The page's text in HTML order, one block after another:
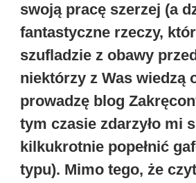
swoją pracę szerzej (a
fantastyczne rzeczy,
szufladzie z obawy
niektórzy z Was wiedzą
prowadzę blog
tym czasie zdarzyło mi
kilkukrotnie popełnić
typu). Mimo tego, że